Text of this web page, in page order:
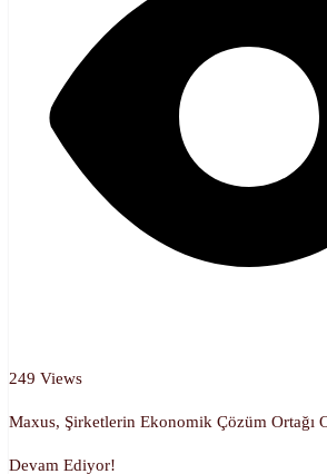
249 Views
Maxus, Şirketlerin Ekonomik Çözüm Ortağı
Devam Ediyor!